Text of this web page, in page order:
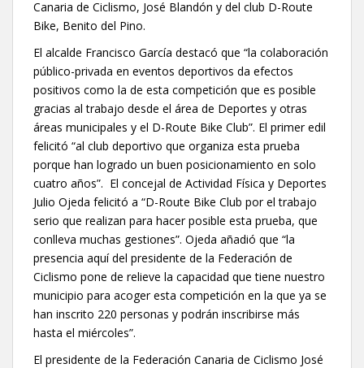
Canaria de Ciclismo, José Blandón y del club D-Route
Bike, Benito del Pino.
El alcalde Francisco García destacó que “la colaboración
público-privada en eventos deportivos da efectos
positivos como la de esta competición que es posible
gracias al trabajo desde el área de Deportes y otras
áreas municipales y el D-Route Bike Club”. El primer edil
felicitó “al club deportivo que organiza esta prueba
porque han logrado un buen posicionamiento en solo
cuatro años”. El concejal de Actividad Física y Deportes
Julio Ojeda felicitó a “D-Route Bike Club por el trabajo
serio que realizan para hacer posible esta prueba, que
conlleva muchas gestiones”. Ojeda añadió que “la
presencia aquí del presidente de la Federación de
Ciclismo pone de relieve la capacidad que tiene nuestro
municipio para acoger esta competición en la que ya se
han inscrito 220 personas y podrán inscribirse más
hasta el miércoles”.
El presidente de la Federación Canaria de Ciclismo José